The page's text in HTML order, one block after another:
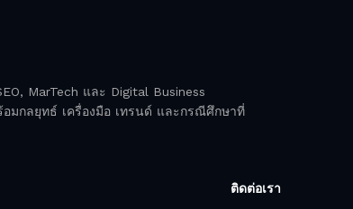
MarTech และ Digital Business
มกลยุทธ์ เครื่องมือ เทรนด์ และกรณีศึกษาที่
ติดต่อเรา